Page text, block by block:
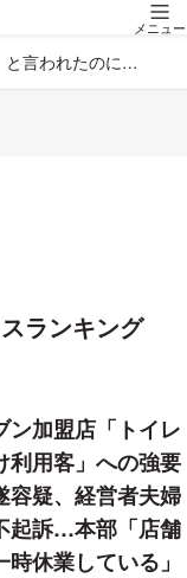
メニュー
と言われたのに…
ランキング
ン加盟店「トイレ
利用客」への強要
容疑、経営者夫婦
起訴…本部「店舗
時休業している」